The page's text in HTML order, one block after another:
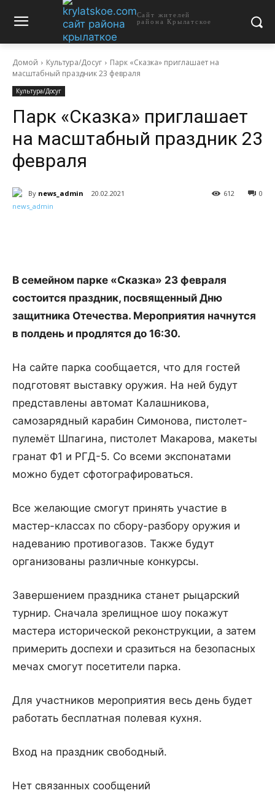
Сайт жителей
района Крылатское
Домой Культура/Досуг
Парк «Сказка» приглашает на
масштабный праздник 23 февраля
Культура/Досуг
Парк «Сказка» приглашает
на масштабный праздник 23
февраля
By news_admin 20.02.2021 0
612
В семейном парке «Сказка» 23 февраля
состоится праздник, посвященный Дню
защитника Отечества. Мероприятия начнутся
в полдень и продлятся до 16:30.
На сайте парка сообщается, что для гостей
подготовят выставку оружия. На ней будут
представлены автомат Калашникова,
самозарядный карабин Симонова, пистолет-
пулемёт Шпагина, пистолет Макарова, макеты
гранат Ф1 и РГД-5. Со всеми экспонатами
можно будет сфотографироваться.
Все желающие смогут принять участие в
мастер-классах по сбору-разбору оружия и
надеванию противогазов. Также будут
организованы различные конкурсы.
Завершением праздника станет рыцарский
турнир. Сначала зрелищное шоу покажут
мастера исторической реконструкции, а затем
примерить доспехи и сразиться на безопасных
мечах смогут посетители парка.
Для участников мероприятия весь день будет
работать бесплатная полевая кухня.
Вход на праздник свободный.
Нет связанных сообщений